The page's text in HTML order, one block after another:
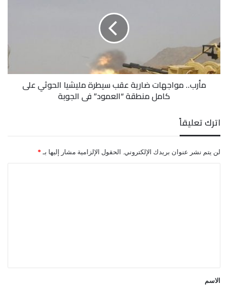
للتعذيب الجسدي والنفسي الشديد في سجون الحوثيين،
ومازال الكثير يتعرضون لشتى أنواع التعذيب في هذه
المعتقلات.
مليشيا
الحوثي
على
كامل
منطقةمأرب.. مواجهات ضارية عقب سيطرة مليشيا الحوثي على
كامل منطقة “العمود” في الجوبة
اترك تعليقاً
لن يتم نشر عنوان بريدك الإلكتروني. الحقول الإلزامية مشار إليها بـ *
*الاسم